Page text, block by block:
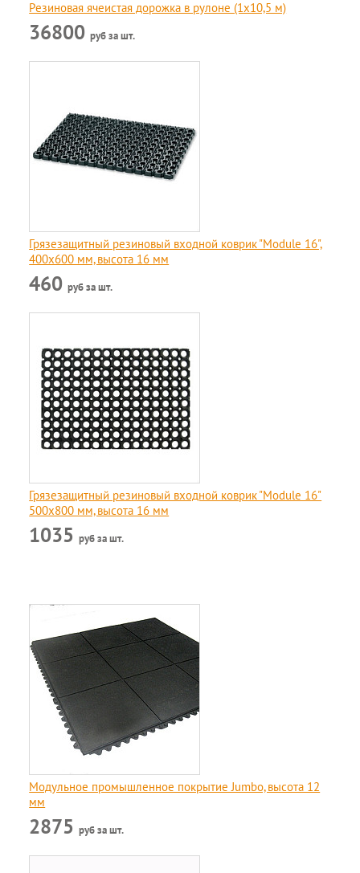
Резиновая ячеистая дорожка в рулоне (1х10,5 м)
36800руб за шт.
Грязезащитный резиновый входной коврик "Module 16",
400х600 мм, высота 16 мм
460руб за шт.
Грязезащитный резиновый входной коврик "Module 16"
500х800 мм, высота 16 мм
1035руб за шт.
Модульное промышленное покрытие Jumbo, высота 12
мм
2875руб за шт.